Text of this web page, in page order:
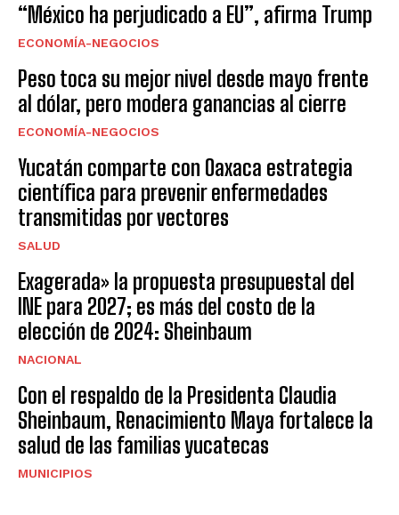
“México ha perjudicado a EU”, afirma Trump
ECONOMÍA-NEGOCIOS
Peso toca su mejor nivel desde mayo frente
al dólar, pero modera ganancias al cierre
ECONOMÍA-NEGOCIOS
Yucatán comparte con Oaxaca estrategia
científica para prevenir enfermedades
transmitidas por vectores
SALUD
Exagerada» la propuesta presupuestal del
INE para 2027; es más del costo de la
elección de 2024: Sheinbaum
NACIONAL
Con el respaldo de la Presidenta Claudia
Sheinbaum, Renacimiento Maya fortalece la
salud de las familias yucatecas
MUNICIPIOS